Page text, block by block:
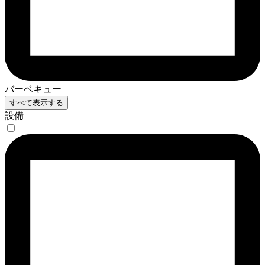
バーベキュー
すべて表示する
設備